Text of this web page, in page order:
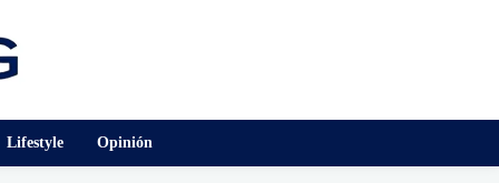
Lifestyle Opinión